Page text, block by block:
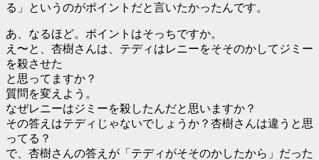
る」というのがポイントだと言いたかったんです。
あ、なるほど。ポイントはそっちですか。
え〜と、杏樹さんは、テディはレニーをそそのかしてジミー
を殺させた
と思ってますか？
質問を変えよう。
なぜレニーはジミーを殺したんだと思いますか？
その答えはテディじゃないでしょうか？杏樹さんは違うと思
ってる？
で、杏樹さんの答えが「テディがそそのかしたから」だった